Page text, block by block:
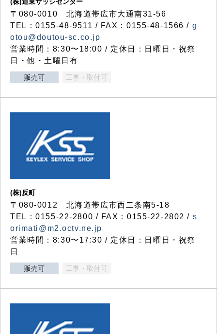
〒080-0010 北海道帯広市大通南31-56
TEL：0155-48-9511 / FAX：0155-48-1566 / g
otou@doutou-sc.co.jp
営業時間：8:30〜18:00 / 定休日：日曜日・祝祭
日・他・土曜日有
販売可 工事・取付可
(株)反町
〒080-0012 北海道帯広市西二条南5-18
TEL：0155-22-2800 / FAX：0155-22-2802 / s
orimati@m2.octv.ne.jp
営業時間：8:30〜17:30 / 定休日：日曜日・祝祭
日
販売可 工事・取付可